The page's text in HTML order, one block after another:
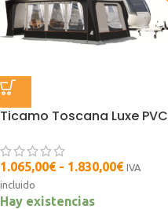
Ticamo Toscana Luxe PVC
1.065,00€ - 1.830,00€ IVA
incluido
Hay existencias